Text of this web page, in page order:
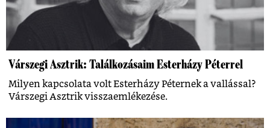
Várszegi Asztrik: Találkozásaim Esterházy Péterrel
Milyen kapcsolata volt Esterházy Péternek a vallással?
Várszegi Asztrik visszaemlékezése.